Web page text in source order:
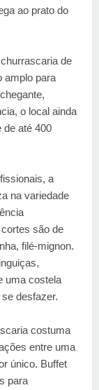
ao prato do
de
amplo para
o local ainda
de até 400
a
na variedade
são de
filé-mignon.
uma costela
desfazer.
costuma
entre uma
único. Buffet
para